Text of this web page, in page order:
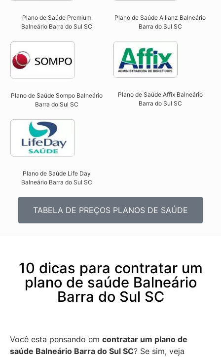
Plano de Saúde Premium
Balneário Barra do Sul SC​
Plano de Saúde Allianz Balneário
Barra do Sul SC​
Plano de Saúde Sompo Balneário
Barra do Sul SC​
Plano de Saúde Affix Balneário
Barra do Sul SC​
Plano de Saúde Life Day
Balneário Barra do Sul SC
TABELA DE PREÇOS PLANOS DE SAÚDE
10 dicas para contratar um
plano de saúde Balneário
Barra do Sul SC
Você esta pensando em contratar um plano de
saúde Balneário Barra do Sul SC? Se sim, veja